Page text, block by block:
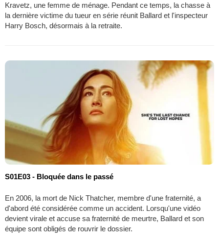
Kravetz, une femme de ménage. Pendant ce temps, la chasse à
la dernière victime du tueur en série réunit Ballard et l'inspecteur
Harry Bosch, désormais à la retraite.
S01E03 - Bloquée dans le passé
En 2006, la mort de Nick Thatcher, membre d'une fraternité, a
d'abord été considérée comme un accident. Lorsqu'une vidéo
devient virale et accuse sa fraternité de meurtre, Ballard et son
équipe sont obligés de rouvrir le dossier.